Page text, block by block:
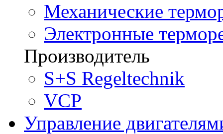
Механические
Электронные
Производитель
S+S Regeltechnik
VCP
Управление